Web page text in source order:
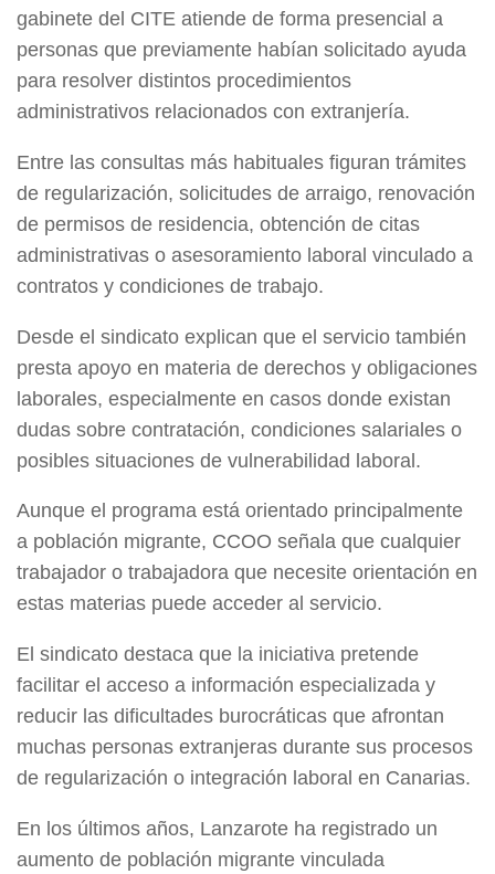
gabinete del CITE atiende de forma presencial a
personas que previamente habían solicitado ayuda
para resolver distintos procedimientos
administrativos relacionados con extranjería.
Entre las consultas más habituales figuran trámites
de regularización, solicitudes de arraigo, renovación
de permisos de residencia, obtención de citas
administrativas o asesoramiento laboral vinculado a
contratos y condiciones de trabajo.
Desde el sindicato explican que el servicio también
presta apoyo en materia de derechos y obligaciones
laborales, especialmente en casos donde existan
dudas sobre contratación, condiciones salariales o
posibles situaciones de vulnerabilidad laboral.
Aunque el programa está orientado principalmente
a población migrante, CCOO señala que cualquier
trabajador o trabajadora que necesite orientación en
estas materias puede acceder al servicio.
El sindicato destaca que la iniciativa pretende
facilitar el acceso a información especializada y
reducir las dificultades burocráticas que afrontan
muchas personas extranjeras durante sus procesos
de regularización o integración laboral en Canarias.
En los últimos años, Lanzarote ha registrado un
aumento de población migrante vinculada